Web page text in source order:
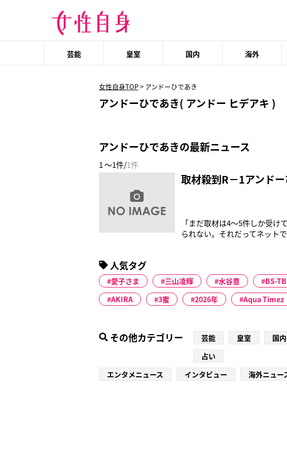
芸能 皇室 国内 海外
女性自身TOP> アンドーひであき
アンドーひであき( アンドー ヒデアキ )
アンドーひであきの最新ニュース
1 ～1件/1件
取材殺到R－1アンド
「まだ取材は4～5件しか受
られない。それだってネット
ロイドものまね"では、審査
人気タグ
愛子さま 三山凌輝 水谷豊 BS-
AKIRA
3蜜 2026年 Aqua Timez
その他カテゴリー 芸能 皇室 国内
占い
エンタメニュース
インタビュー 海外ニュー